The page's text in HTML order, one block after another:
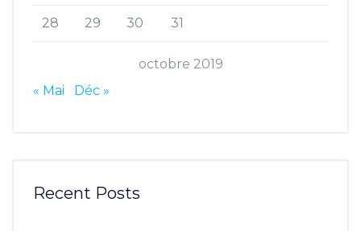
octobre 2019
28 29 30 31
« Mai Déc »
Recent Posts